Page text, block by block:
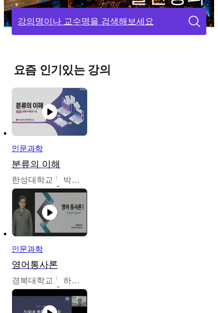
강의명이나 교수명을 검색해보세요
요즘 인기있는 강의
인문과학
분류의 이해
한성대학교 박지영,이혜원,최인경
인문과학
영어통사론
경북대학교 하승완